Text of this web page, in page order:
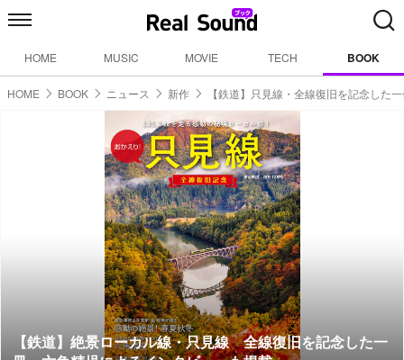
HOME MUSIC MOVIE TECH BOOK
HOME BOOK ニュース 新作 【鉄道】只見線・全線復旧を記念した
【鉄道】絶景ローカル線・只見線 全線復旧を記念した一